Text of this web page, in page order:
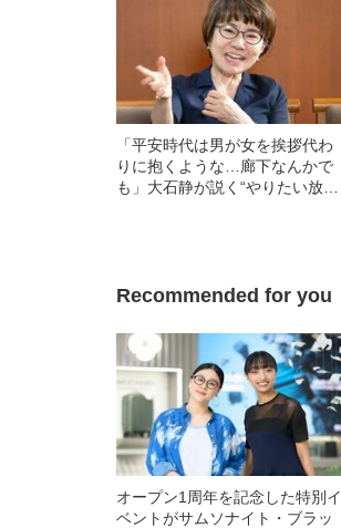
「平安時代は男が女を挨拶代わ
りに抱くような…廊下なんかで
も」大石静が説く“やりたい放
Recommended for you
オープン1周年を記念した特別イ
ベントがサムソナイト・ブラッ